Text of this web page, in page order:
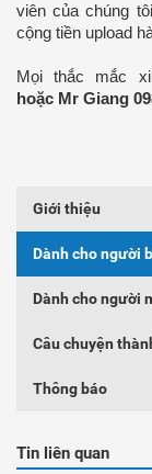
viên của chúng
cộng tiền upload
Mọi thắc mắc
hoặc Mr Giang
Giới thiệu
Dành cho người
Dành cho người
Câu chuyện
Thông báo
Tin liên quan